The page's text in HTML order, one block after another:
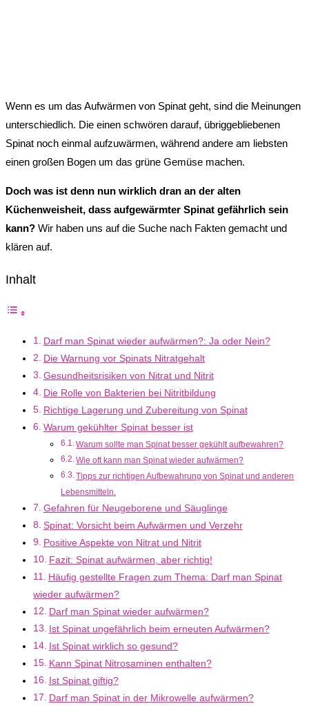
Wenn es um das Aufwärmen von Spinat geht, sind die Meinungen
unterschiedlich. Die einen schwören darauf, übriggebliebenen
Spinat noch einmal aufzuwärmen, während andere am liebsten
einen großen Bogen um das grüne Gemüse machen.
Doch was ist denn nun wirklich dran an der alten
Küchenweisheit, dass aufgewärmter Spinat gefährlich sein
kann? Wir haben uns auf die Suche nach Fakten gemacht und
klären auf.
Inhalt
Darf man Spinat wieder aufwärmen?: Ja oder Nein?
Die Warnung vor Spinats Nitratgehalt
Gesundheitsrisiken von Nitrat und Nitrit
Die Rolle von Bakterien bei Nitritbildung
Richtige Lagerung und Zubereitung von Spinat
Warum gekühlter Spinat besser ist
Warum sollte man Spinat besser gekühlt aufbewahren?
Wie oft kann man Spinat wieder aufwärmen?
Tipps zur richtigen Aufbewahrung von Spinat und anderen
Lebensmitteln.
Gefahren für Neugeborene und Säuglinge
Spinat: Vorsicht beim Aufwärmen und Verzehr
Positive Aspekte von Nitrat und Nitrit
Fazit: Spinat aufwärmen, aber richtig!
Häufig gestellte Fragen zum Thema: Darf man Spinat
wieder aufwärmen?
Darf man Spinat wieder aufwärmen?
Ist Spinat ungefährlich beim erneuten Aufwärmen?
Ist Spinat wirklich so gesund?
Kann Spinat Nitrosaminen enthalten?
Ist Spinat giftig?
Darf man Spinat in der Mikrowelle aufwärmen?